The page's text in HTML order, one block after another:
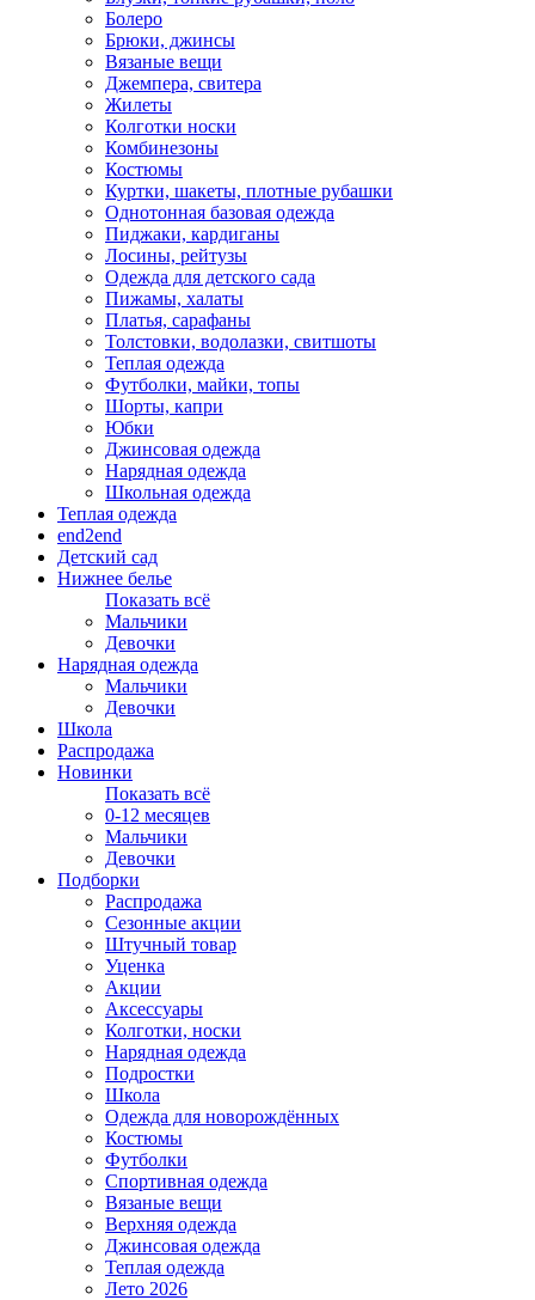
Болеро
Брюки, джинсы
Вязаные вещи
Джемпера, свитера
Жилеты
Колготки носки
Комбинезоны
Костюмы
Куртки, шакеты, плотные рубашки
Однотонная базовая одежда
Пиджаки, кардиганы
Лосины, рейтузы
Одежда для детского сада
Пижамы, халаты
Платья, сарафаны
Толстовки, водолазки, свитшоты
Теплая одежда
Футболки, майки, топы
Шорты, капри
Юбки
Джинсовая одежда
Нарядная одежда
Школьная одежда
Теплая одежда
end2end
Детский сад
Нижнее белье
Показать всё
Мальчики
Девочки
Нарядная одежда
Мальчики
Девочки
Школа
Распродажа
Новинки
Показать всё
0-12 месяцев
Мальчики
Девочки
Подборки
Распродажа
Сезонные акции
Штучный товар
Уценка
Акции
Аксессуары
Колготки, носки
Нарядная одежда
Подростки
Школа
Одежда для новорождённых
Костюмы
Футболки
Спортивная одежда
Вязаные вещи
Верхняя одежда
Джинсовая одежда
Теплая одежда
Лето 2026